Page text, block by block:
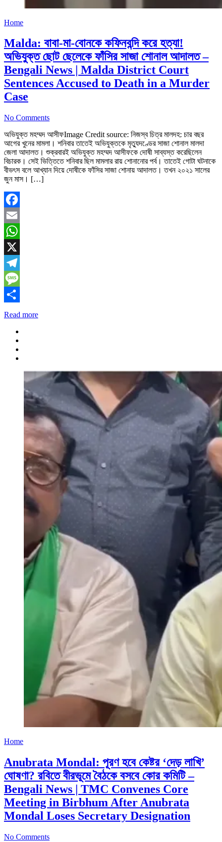
Home
Malda: বাবা-মা-বোনকে কফিনবন্দি করে হত্যা!
অভিযুক্ত ছোট ছেলেকে ফাঁসির সাজা শোনাল আদালত –
Bengali News | Malda District Court
Sentences Accused to Death in a Murder
Case
No Comments
অভিযুক্ত মহম্মদ আসীফImage Credit source: নিজস্ব চিত্র মালদহ: চার বছর
আগের খুনের মামলা। শনিবার তাতেই অভিযুক্তকে মৃত্যুদণ্ডের সাজা শোনাল মালদা
জেলা আদালত। শুক্রবারই অভিযুক্ত মহম্মদ আসীফকে দোষী সাব্যস্ত করেছিলেন
বিচারক। সেই ভিত্তিতে শনিবার ছিল মামলার রায় শোনানোর পর্ব। তাতেই গোটা ঘটনাকে
বীভৎস বলে আখ্যান দিয়ে দোষীকে ফাঁসির সাজা শোনায় আদালত। তখন ২০২১ সালের
জুন মাস। […]
Facebook
Email
WhatsApp
X
Telegram
Message
Share
Read more
Home
Anubrata Mondal: পূরণ হবে কেষ্টর ‘দেড় লাখি’
ঘোষণা? রবিতে বীরভূমে বৈঠকে বসবে কোর কমিটি –
Bengali News | TMC Convenes Core
Meeting in Birbhum After Anubrata
Mondal Loses Secretary Designation
No Comments